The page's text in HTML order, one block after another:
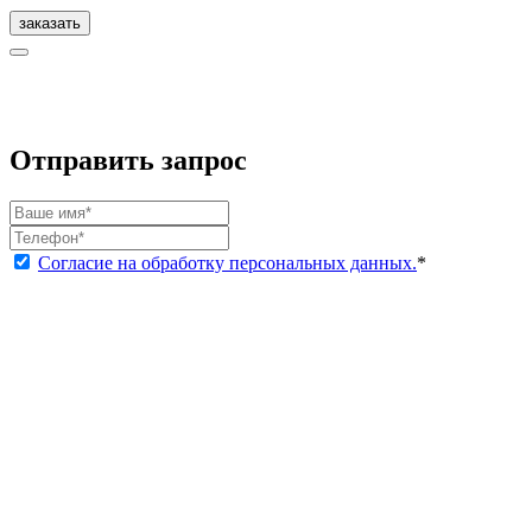
заказать
Отправить запрос
Согласие на обработку персональных данных.*